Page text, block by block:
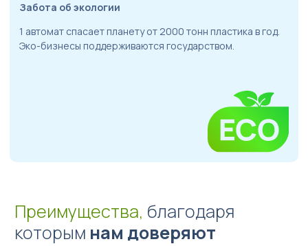
Забота об экологии
1 автомат спасает планету от 2000 тонн пластика в год.
Эко-бизнесы поддерживаются государством.
Преимущества, благодаря
которым нам доверяют